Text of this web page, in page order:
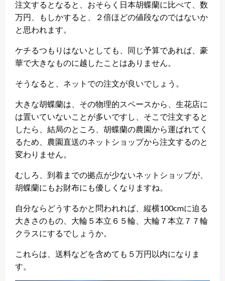
注文するとなると、おそらく日本胡蝶蘭に比べて、数
万円、もしかすると、２倍ほどの値段なのではないか
と思われます。
ケチるつもりはないとしても、同じ予算であれば、豪
華で大きなものに越したことはありません。
そうなると、ネットでの注文が良いでしょう。
大きな胡蝶蘭は、その物理的スペースから、生花店に
は置いていないことが多いですし、そこで注文すると
したら、結局のところ、胡蝶蘭の農園から運ばれてく
るため、農園直送のネットショップから注文するのと
変わりません。
むしろ、到着までの拠点が少ないネットショップが、
胡蝶蘭にもお財布にも優しくなりますね。
自分ならどうするかと問われれば、縦横100cmに迫る
大きさのもの、大輪５本立６５輪、大輪７本立７７輪
クラスにするでしょうか。
これらは、送料などを含めても５万円以内になりま
す。